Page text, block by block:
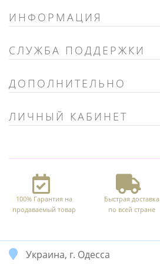
ИНФОРМАЦИЯ
СЛУЖБА ПОДДЕРЖКИ
ДОПОЛНИТЕЛЬНО
ЛИЧНЫЙ КАБИНЕТ
100% Гарантия на
продаваемый товар
Быстрая доставка
по всей стране
Украина, г. Одесса